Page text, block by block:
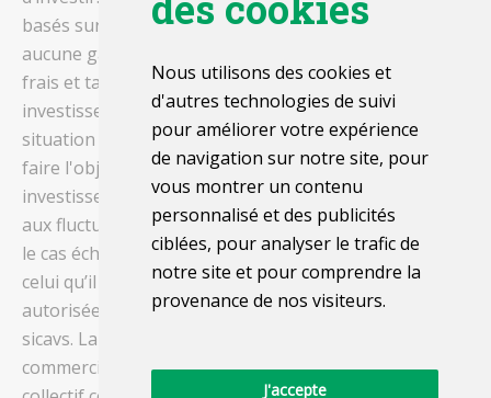
Nous utilisons des cookies et
d'autres technologies de suivi
pour améliorer votre expérience
de navigation sur notre site, pour
vous montrer un contenu
personnalisé et des publicités
ciblées, pour analyser le trafic de
notre site et pour comprendre la
provenance de nos visiteurs.
J'accepte
basés sur des données historiques qui n’offrent
aucune garantie pour le futur. Ils sont calculés hors
frais et taxes. Le régime fiscal s’applique à tout
investisseur privé qui vit en Belgique. Il dépend de la
situation individuelle de chaque investisseur et peut
faire l'objet de modifications ultérieures. Les
investissements dans ce compartiment sont soumis
aux fluctuations des marchés et l’investisseur risque,
le cas échéant, de récupérer un montant inférieur à
celui qu’il a investi. Les 'US Persons' ne sont pas
autorisées à souscrire dans les compartiments de nos
sicavs. La société de gestion peut décider de cesser la
commercialisation de ses organismes de placement